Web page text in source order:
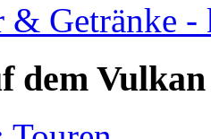
& Getränke -
dem Vulkan